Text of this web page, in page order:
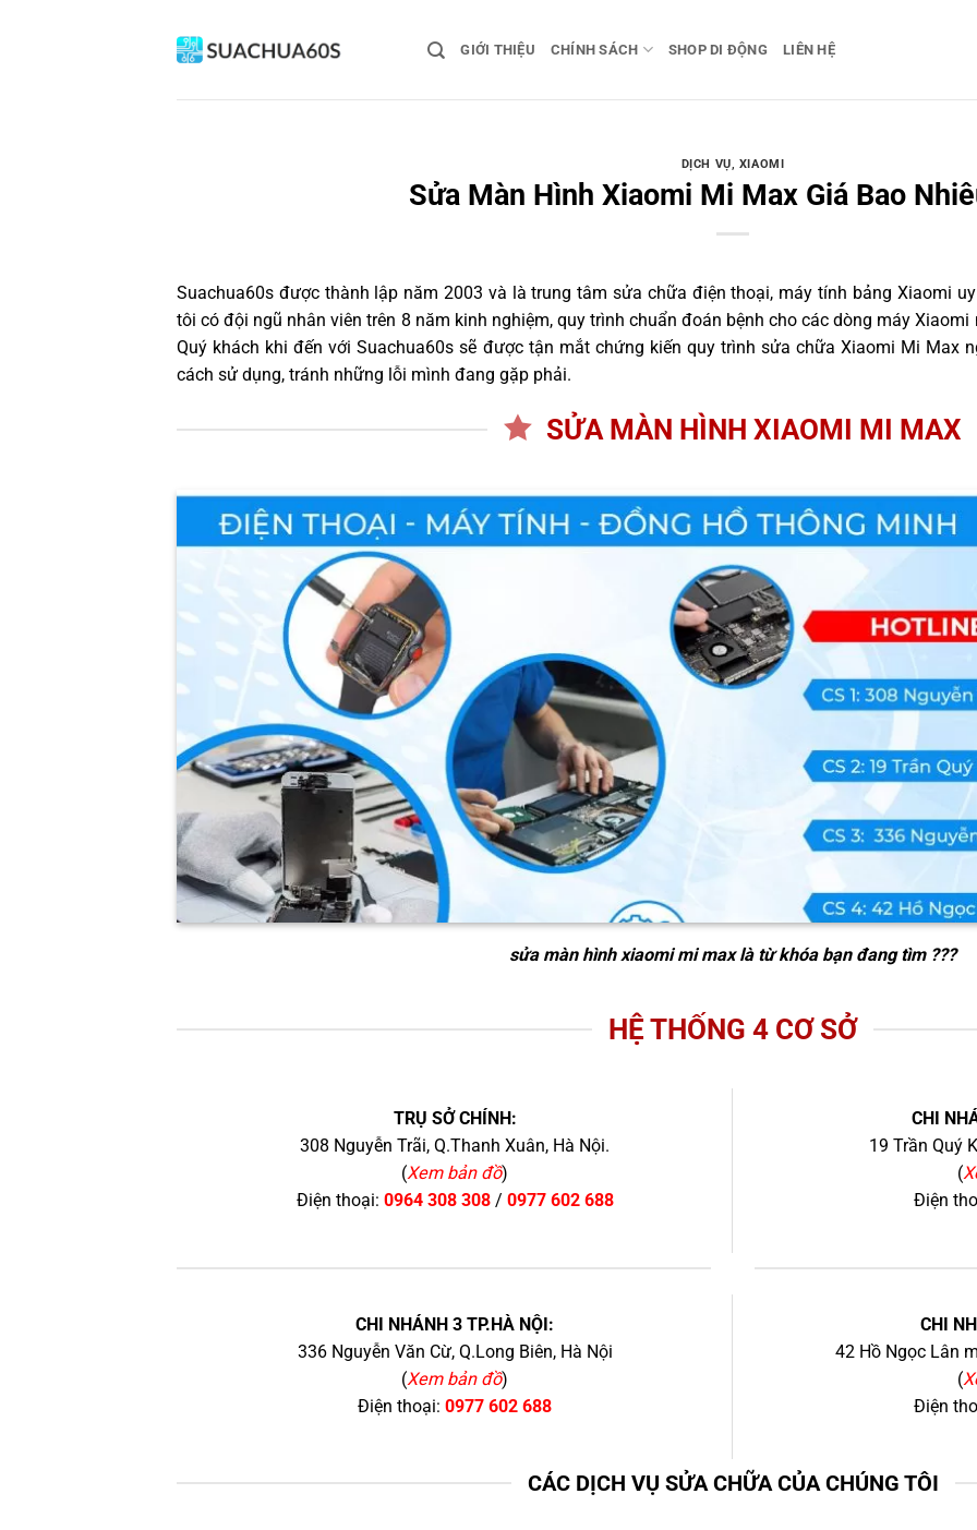
GIỚI THIỆU CHÍNH SÁCH SHOP DI ĐỘNG LIÊN HỆ
DỊCH VỤ, XIAOMI
Sửa Màn Hình Xiaomi Mi Max Giá Bao
Suachua60s được thành lập năm 2003 và là trung tâm sửa chữa điện thoại, máy tính bảng Xiaomi
tôi có đội ngũ nhân viên trên 8 năm kinh nghiệm, quy trình chuẩn đoán bệnh cho các dòng máy
Quý khách khi đến với Suachua60s sẽ được tận mắt chứng kiến quy trình sửa chữa Xiaomi Mi Max
cách sử dụng, tránh những lỗi mình đang gặp phải.
SỬA MÀN HÌNH XIAOMI MI MAX
sửa màn hình xiaomi mi maxlà từ khóa bạn đang tìm ???
HỆ THỐNG 4 CƠ SỞ
TRỤ SỞ CHÍNH:
308 Nguyễn Trãi, Q.Thanh Xuân, Hà Nội.
(Xem bản đồ)
Điện thoại: 0964 308 308/ 0977 602 688
CHI
19 Trần Quý
(
Điện
CHI NHÁNH 3 TP.HÀ NỘI:
336 Nguyễn Văn Cừ, Q.Long Biên, Hà Nội
(Xem bản đồ)
Điện thoại: 0977 602 688
CHI
42 Hồ Ngọc Lân
(
Điện
CÁC DỊCH VỤ SỬA CHỮA CỦA CHÚNG TÔI